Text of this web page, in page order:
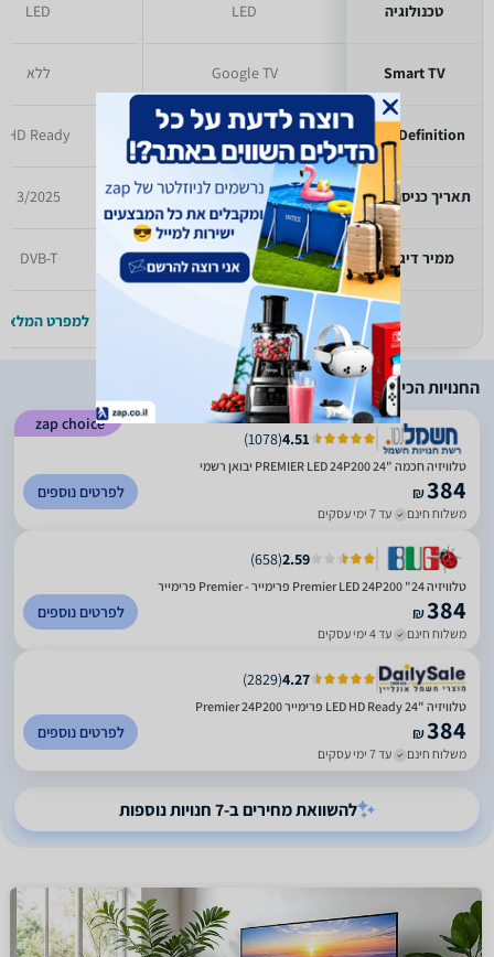
טכנולוגיה
Smart TV
High Definition
תאריך כניסה לזאפ
ממיר דיגיטלי
LED
Google TV
HD Ready
7/2025
לא זמין
למפרט המלא >>
LED
ללא
HD Ready
3/2025
DVB-T
למפרט המלא
החנויות הכי זולות
zap choice
4.51
(
1078
)
טלוויזיה חכמה "24 PREMIER LED 24P200 יבואן רשמי
₪384
משלוח חינם עד 7 ימי עסקים
לפרטים נוספים
2.59
(
658
)
טלוויזיה 24" Premier LED 24P200 פרימייר - Premier פרימייר
₪384
משלוח חינם עד 4 ימי עסקים
לפרטים נוספים
4.27
(
2829
)
טלוויזיה "LED HD Ready 24 פרימייר Premier 24P200
₪384
משלוח חינם עד 7 ימי עסקים
לפרטים נוספים
להשוואת מחירים ב-7 חנויות נוספות